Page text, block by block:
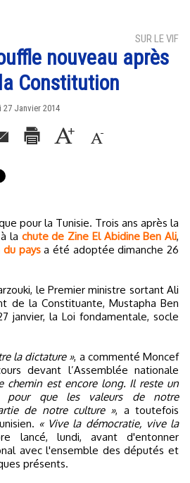
SUR LE VIF
nouveau après
Constitution
27 Janvier 2014
la chute de Zine El Abidine Ben Ali,
paysa été adoptée dimanche 26
le Premier ministre sortant Ali
de la Constituante, Mustapha Ben
janvier, la Loi fondamentale, socle
la dictature », a commenté Moncef
devant l’Assemblée nationale
chemin est encore long. Il reste un
pour que les valeurs de notre
de notre culture », a toutefois
« Vive la démocratie, vive la
lancé, lundi, avant d'entonner
avec l'ensemble des députés et
présents.